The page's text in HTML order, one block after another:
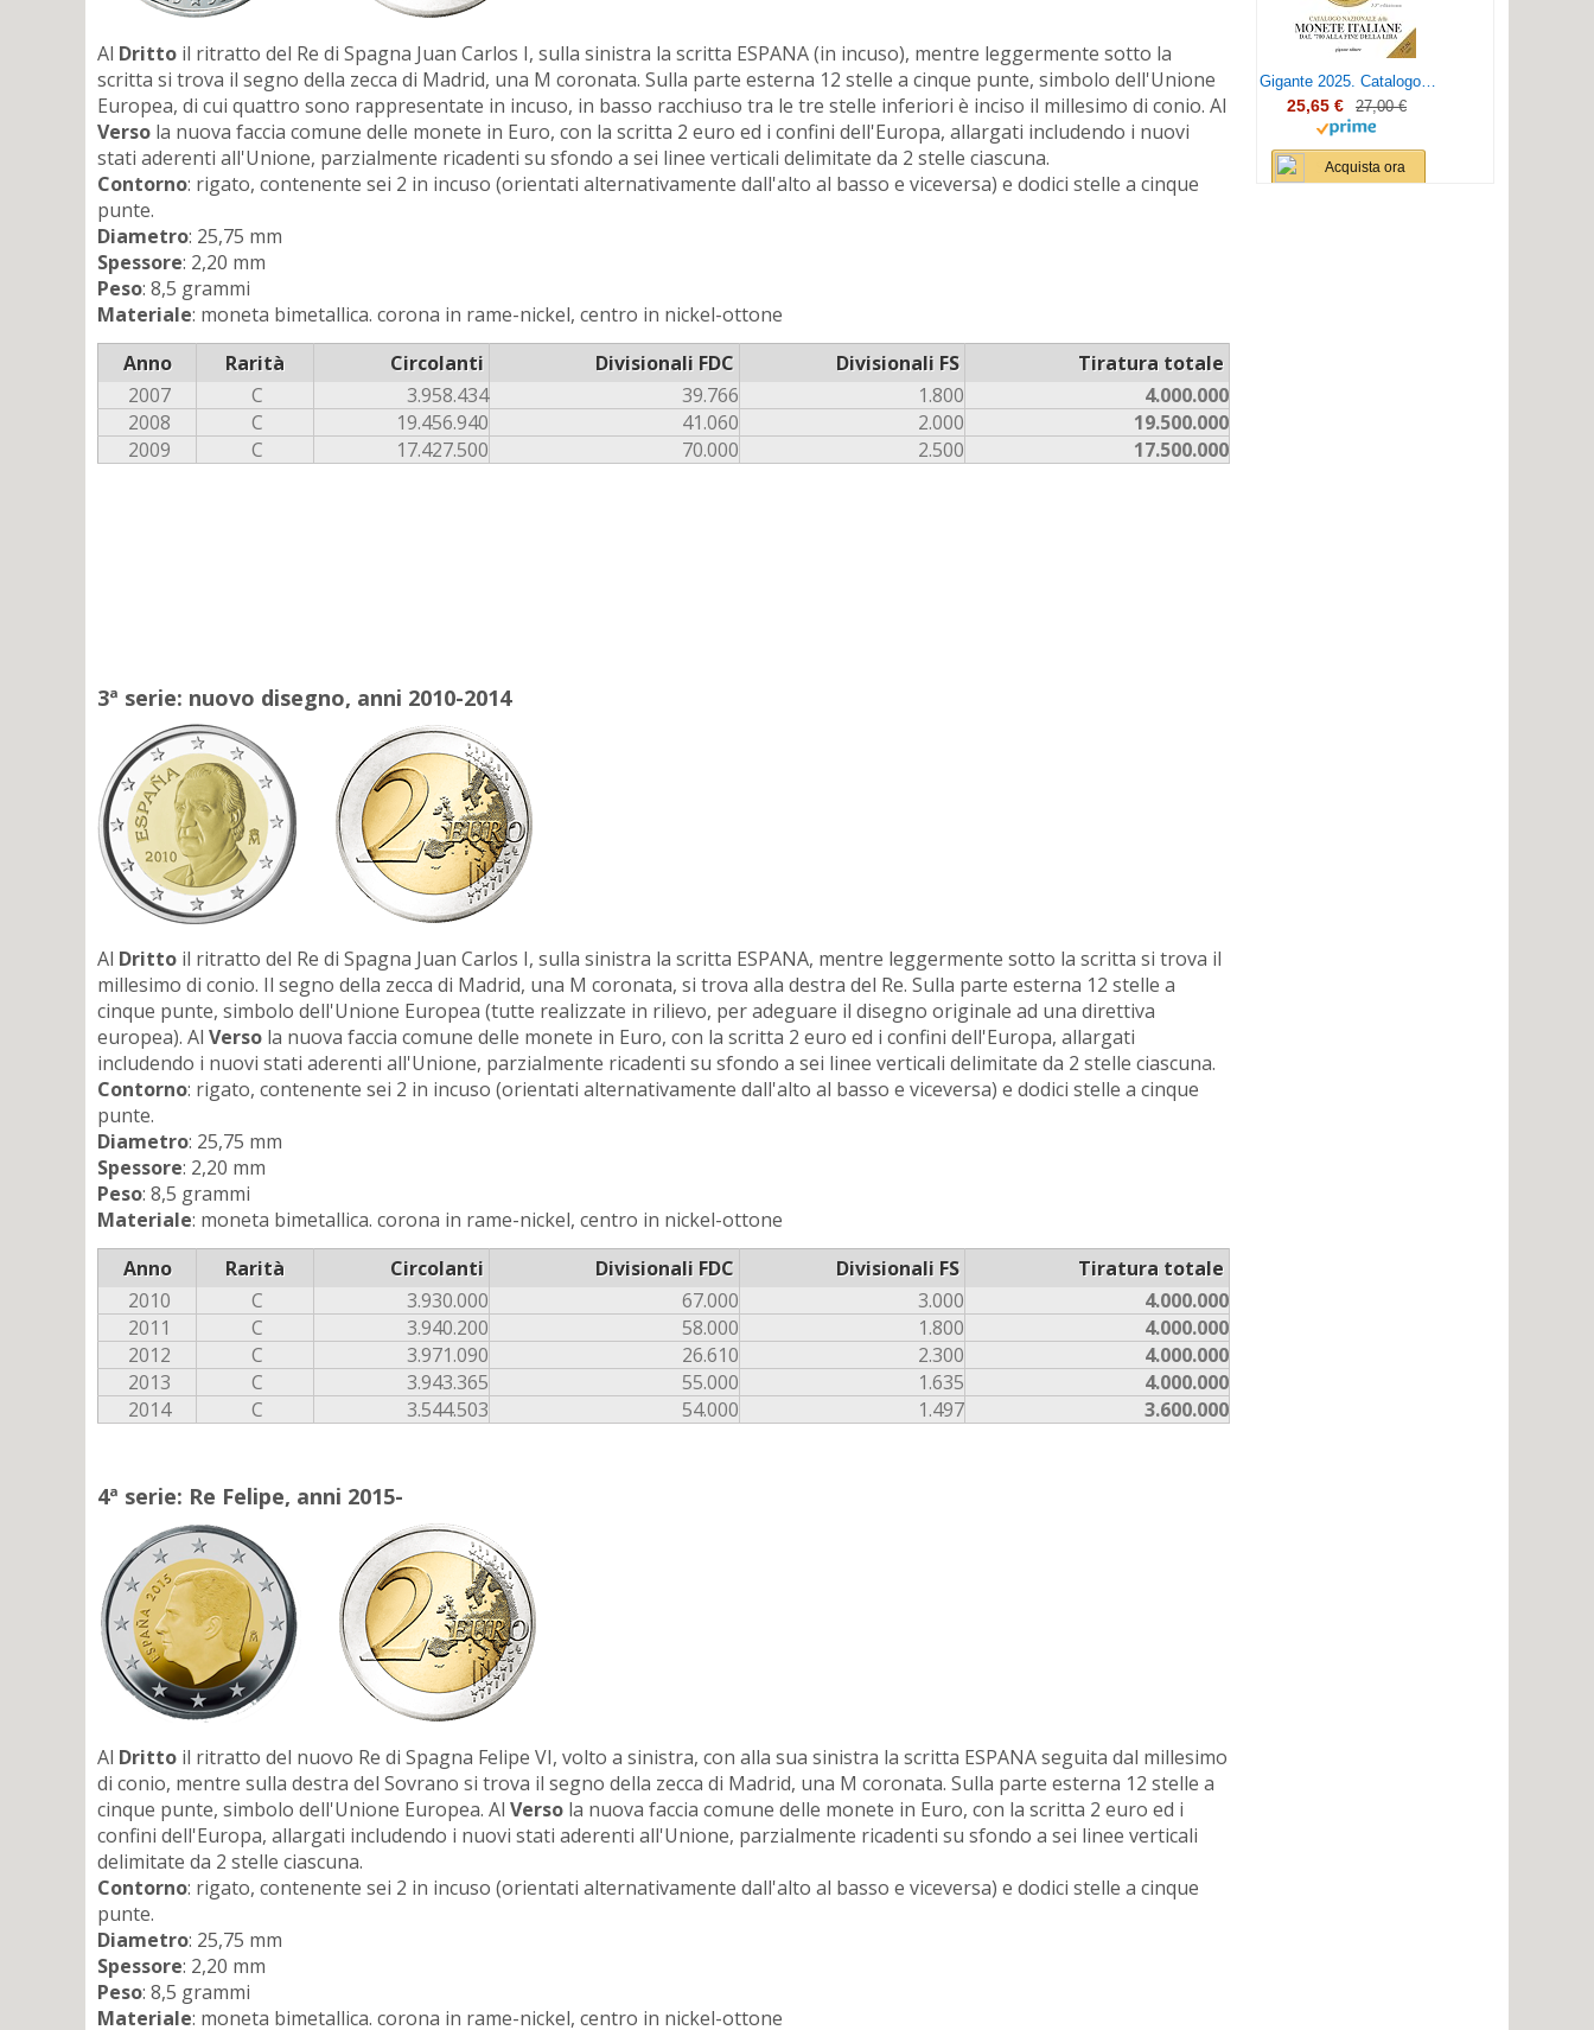
Al Dritto il ritratto del Re di Spagna Juan Carlos I, sulla sinistra la scritta ESPANA (in incuso), mentre leggermente sotto la
scritta si trova il segno della zecca di Madrid, una M coronata. Sulla parte esterna 12 stelle a cinque punte, simbolo dell'Unione
Europea, di cui quattro sono rappresentate in incuso, in basso racchiuso tra le tre stelle inferiori è inciso il millesimo di conio. Al
Verso la nuova faccia comune delle monete in Euro, con la scritta 2 euro ed i confini dell'Europa, allargati includendo i nuovi
stati aderenti all'Unione, parzialmente ricadenti su sfondo a sei linee verticali delimitate da 2 stelle ciascuna.
Contorno: rigato, contenente sei 2 in incuso (orientati alternativamente dall'alto al basso e viceversa) e dodici stelle a cinque
punte.
Diametro: 25,75 mm
Spessore: 2,20 mm
Peso: 8,5 grammi
Materiale: moneta bimetallica. corona in rame-nickel, centro in nickel-ottone
Anno
Rarità Circolanti Divisionali FDC Divisionali FS
Tiratura totale
2007
C 3.958.434 39.766 1.800
4.000.000
2008
C 19.456.940 41.060 2.000
19.500.000
2009
C 17.427.500 70.000 2.500 17.500.000
3ª serie: nuovo disegno, anni 2010-2014
Al Dritto il ritratto del Re di Spagna Juan Carlos I, sulla sinistra la scritta ESPANA, mentre leggermente sotto la scritta si trova il
millesimo di conio. Il segno della zecca di Madrid, una M coronata, si trova alla destra del Re. Sulla parte esterna 12 stelle a
cinque punte, simbolo dell'Unione Europea (tutte realizzate in rilievo, per adeguare il disegno originale ad una direttiva
europea). Al Verso la nuova faccia comune delle monete in Euro, con la scritta 2 euro ed i confini dell'Europa, allargati
includendo i nuovi stati aderenti all'Unione, parzialmente ricadenti su sfondo a sei linee verticali delimitate da 2 stelle ciascuna.
Contorno: rigato, contenente sei 2 in incuso (orientati alternativamente dall'alto al basso e viceversa) e dodici stelle a cinque
punte.
Diametro: 25,75 mm
Spessore: 2,20 mm
Peso: 8,5 grammi
Materiale: moneta bimetallica. corona in rame-nickel, centro in nickel-ottone
Anno
Rarità Circolanti Divisionali FDC Divisionali FS
Tiratura totale
2010
C 3.930.000 67.000 3.000
4.000.000
2011
C 3.940.200 58.000 1.800
4.000.000
2012
C 3.971.090 26.610 2.300
4.000.000
2013
C 3.943.365 55.000 1.635
4.000.000
2014
C 3.544.503 54.000 1.497 3.600.000
4ª serie: Re Felipe, anni 2015-
Al Dritto il ritratto del nuovo Re di Spagna Felipe VI, volto a sinistra, con alla sua sinistra la scritta ESPANA seguita dal millesimo
di conio, mentre sulla destra del Sovrano si trova il segno della zecca di Madrid, una M coronata. Sulla parte esterna 12 stelle a
cinque punte, simbolo dell'Unione Europea. Al Verso la nuova faccia comune delle monete in Euro, con la scritta 2 euro ed i
confini dell'Europa, allargati includendo i nuovi stati aderenti all'Unione, parzialmente ricadenti su sfondo a sei linee verticali
delimitate da 2 stelle ciascuna.
Contorno: rigato, contenente sei 2 in incuso (orientati alternativamente dall'alto al basso e viceversa) e dodici stelle a cinque
punte.
Diametro: 25,75 mm
Spessore: 2,20 mm
Peso: 8,5 grammi
Materiale: moneta bimetallica. corona in rame-nickel, centro in nickel-ottone
Gigante 2025. Catalogo nazionale delle monete italiane dal '700 alla fine della lira
25,65 € 27,00 €
Acquista ora